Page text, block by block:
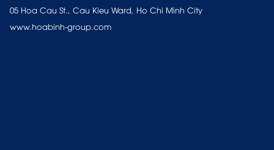
05 Hoa Cau St., Cau Kieu Ward, Ho Chi Minh City
www.hoabinh-group.com